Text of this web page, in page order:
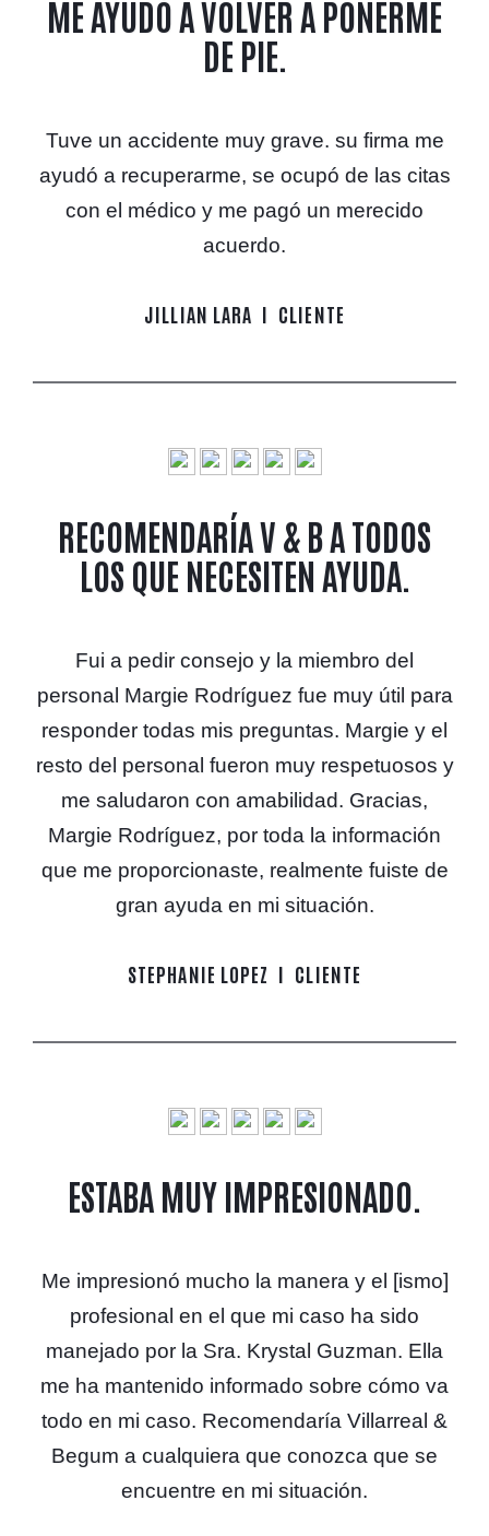
ME AYUDÓ A VOLVER A PONERME
DE PIE.
Tuve un accidente muy grave. su firma me
ayudó a recuperarme, se ocupó de las citas
con el médico y me pagó un merecido
acuerdo.
JILLIAN LARA CLIENTE
RECOMENDARÍA V & B A TODOS
LOS QUE NECESITEN AYUDA.
Fui a pedir consejo y la miembro del
personal Margie Rodríguez fue muy útil para
responder todas mis preguntas. Margie y el
resto del personal fueron muy respetuosos y
me saludaron con amabilidad. Gracias,
Margie Rodríguez, por toda la información
que me proporcionaste, realmente fuiste de
gran ayuda en mi situación.
STEPHANIE LOPEZ CLIENTE
ESTABA MUY IMPRESIONADO.
Me impresionó mucho la manera y el [ismo]
profesional en el que mi caso ha sido
manejado por la Sra. Krystal Guzman. Ella
me ha mantenido informado sobre cómo va
todo en mi caso. Recomendaría Villarreal &
Begum a cualquiera que conozca que se
encuentre en mi situación.